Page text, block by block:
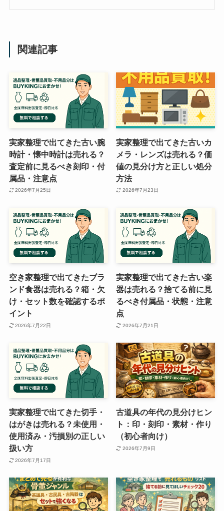
関連記事
実家整理で出てきた古い腕
時計・懐中時計は売れる？
査定前に見るべき刻印・付
属品・注意点
2026年7月25日
実家整理で出てきた古いカ
メラ・レンズは売れる？価
値の見分け方と正しい処分
方法
2026年7月23日
空き家整理で出てきたブラ
ンド食器は売れる？箱・欠
け・セット数を確認するポ
イント
2026年7月22日
実家整理で出てきた古い楽
器は売れる？捨てる前に見
るべき付属品・状態・注意
点
2026年7月21日
実家整理で出てきた切手・
はがきは売れる？未使用・
使用済み・汚損別の正しい
扱い方
2026年7月17日
古道具の年代の見分けヒン
ト：印・刻印・素材・作り
（初心者向け）
2026年7月9日